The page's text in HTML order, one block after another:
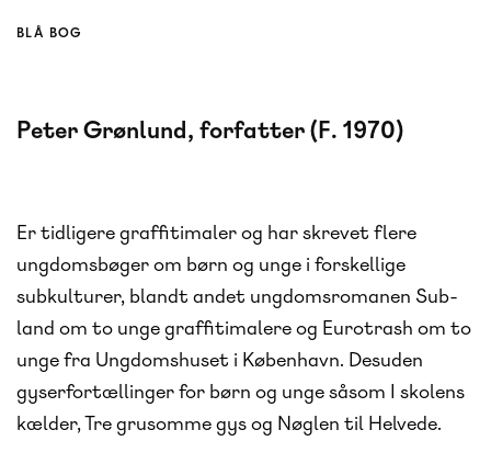
BLÅ BOG
Peter Grønlund, forfatter (F. 1970)
Er tidligere graffitimaler og har skrevet flere
ungdomsbøger om børn og unge i forskellige
subkulturer, blandt andet ungdomsromanen Sub-
land om to unge graffitimalere og Eurotrash om to
unge fra Ungdomshuset i København. Desuden
gyserfortællinger for børn og unge såsom I skolens
kælder, Tre grusomme gys og Nøglen til Helvede.